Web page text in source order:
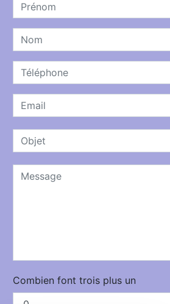
Combien font trois plus un